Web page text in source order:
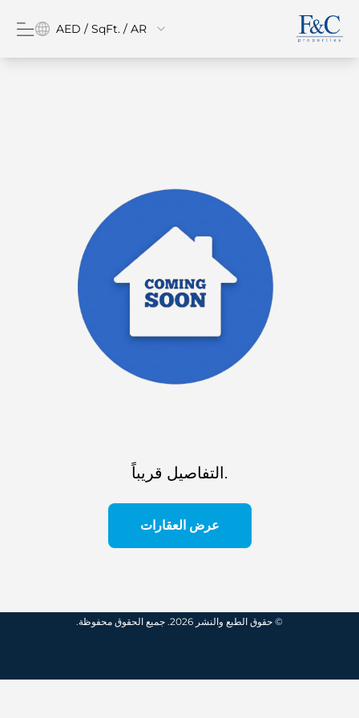
AED / SqFt. / AR
التفاصيل قريباً.
عرض العقارات
© حقوق الطبع والنشر 2026. جميع الحقوق محفوظة.